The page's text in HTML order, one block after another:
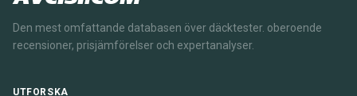
Den mest omfattande databasen över däcktester. oberoende
recensioner, prisjämförelser och expertanalyser.
UTFORSKA